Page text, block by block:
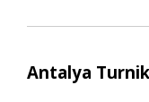
Antalya